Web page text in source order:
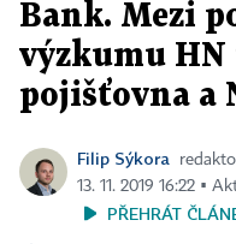
Bank. Mezi
výzkumu HN
pojišťovna a
Filip Sýkora
13. 11. 2019 16:22 ▪
PŘEHRÁT